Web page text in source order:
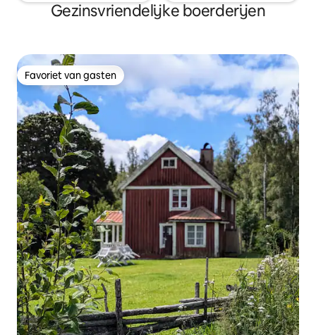
Gezinsvriendelijke boerderijen
Favoriet van gasten
Favoriet van gasten